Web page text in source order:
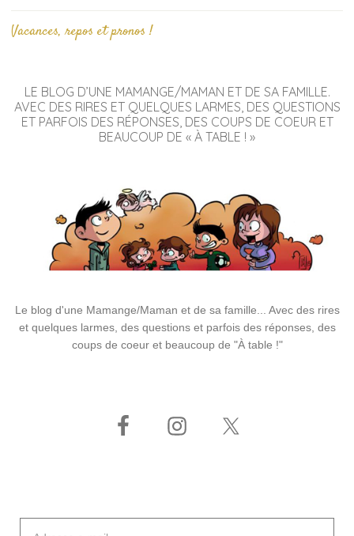
Vacances, repos et pronos !
LE BLOG D’UNE MAMANGE/MAMAN ET DE SA FAMILLE.
AVEC DES RIRES ET QUELQUES LARMES, DES QUESTIONS
ET PARFOIS DES RÉPONSES, DES COUPS DE COEUR ET
BEAUCOUP DE « À TABLE ! »
Le blog d'une Mamange/Maman et de sa famille... Avec des rires
et quelques larmes, des questions et parfois des réponses, des
coups de coeur et beaucoup de "À table !"